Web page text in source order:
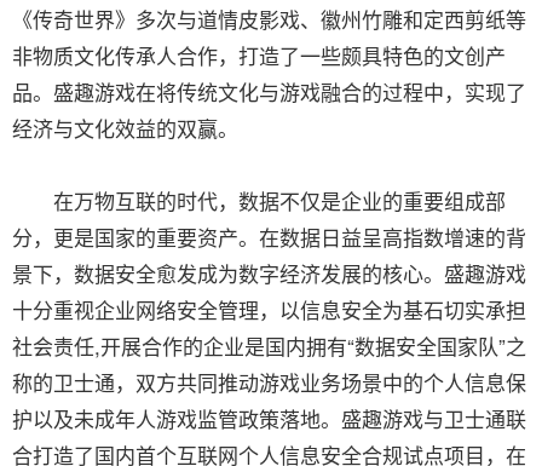
《传奇世界》多次与道情皮影戏、徽州竹雕和定西剪纸等
非物质文化传承人合作，打造了一些颇具特色的文创产
品。盛趣游戏在将传统文化与游戏融合的过程中，实现了
经济与文化效益的双赢。
在万物互联的时代，数据不仅是企业的重要组成部
分，更是国家的重要资产。在数据日益呈高指数增速的背
景下，数据安全愈发成为数字经济发展的核心。盛趣游戏
十分重视企业网络安全管理，以信息安全为基石切实承担
社会责任,开展合作的企业是国内拥有“数据安全国家队”之
称的卫士通，双方共同推动游戏业务场景中的个人信息保
护以及未成年人游戏监管政策落地。盛趣游戏与卫士通联
合打造了国内首个互联网个人信息安全合规试点项目，在